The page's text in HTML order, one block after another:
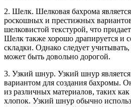
2. Шелк. Шелковая бахрома
роскошных и престижных
шелковистой текстурой, что
Шелк также хорошо драпируется и
складки. Однако следует
может быть довольно дорогой.
3. Узкий шнур. Узкий шнур
вариантом для создания бахромы.
из различных материалов, таких
хлопок. Узкий шнур обычно